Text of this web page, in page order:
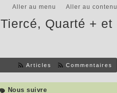
Aller au contenu
Aller au menu
Quarté + et
Commentaires
Articles
Nous suivre